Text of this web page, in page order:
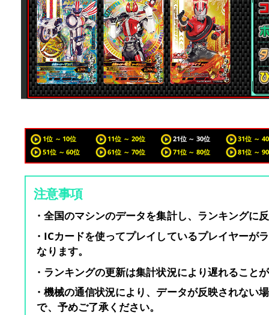
1位 ～ 10位 11位 ～ 20位 21位 ～ 30位
31位 ～
51位 ～ 60位
61位 ～ 70位 71位 ～ 80位 81位 ～
注意事項
・全国のマシンのデータを集計し、ランキングに
・ICカードを使ってプレイしているプレイヤーが
なります。
・ランキングの更新は集計状況により遅れること
・機械の通信状況により、データが反映されない
で、予めご了承ください。